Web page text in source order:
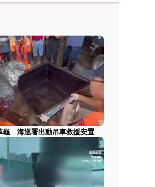
龜 海巡署出動吊車救援安置